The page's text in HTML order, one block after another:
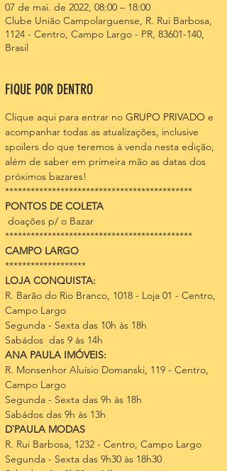
07 de mai. de 2022, 08:00 – 18:00
Clube União Campolarguense, R. Rui Barbosa,
1124 - Centro, Campo Largo - PR, 83601-140,
Brasil
FIQUE POR DENTRO
Clique aqui para entrar no GRUPO PRIVADO e
acompanhar todas as atualizações, inclusive
spoilers do que teremos à venda nesta edição,
além de saber em primeira mão as datas dos
próximos bazares!
********************************************
PONTOS DE COLETA
doações p/ o Bazar
********************************************
CAMPO LARGO
*******************
LOJA CONQUISTA:
R. Barão do Rio Branco, 1018 - Loja 01 - Centro,
Campo Largo
Segunda - Sexta das 10h às 18h
Sabádos  das 9 às 14h
ANA PAULA IMÓVEIS:
R. Monsenhor Aluísio Domanski, 119 - Centro,
Campo Largo
Segunda - Sexta das 9h às 18h
Sabádos das 9h às 13h
D`PAULA MODAS
R. Rui Barbosa, 1232 - Centro, Campo Largo
Segunda - Sexta das 9h30 às 18h30